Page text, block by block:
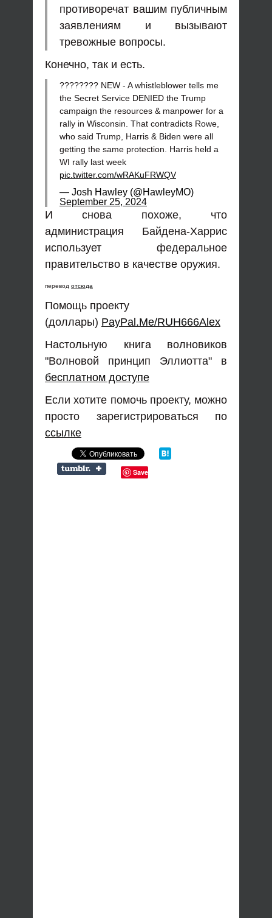
противоречат вашим публичным
заявлениям и вызывают
тревожные вопросы.
Конечно, так и есть.
???????? NEW - A whistleblower tells me
the Secret Service DENIED the Trump
campaign the resources & manpower for a
rally in Wisconsin. That contradicts Rowe,
who said Trump, Harris & Biden were all
getting the same protection. Harris held a
WI rally last week
pic.twitter.com/wRAKuFRWQV
— Josh Hawley (@HawleyMO)
September 25, 2024
И снова похоже, что
администрация Байдена-Харрис
использует федеральное
правительство в качестве оружия.
перевод отсюда
Помощь проекту
(доллары) PayPal.Me/RUH666Alex
Настольную книга волновиков
"Волновой принцип Эллиотта" в
бесплатном доступе
Если хотите помочь проекту, можно
просто зарегистрироваться по
ссылке
Save